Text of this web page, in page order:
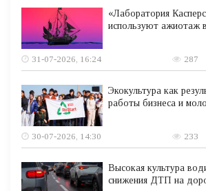
«Лаборатория
используют ажиотаж
31-07-2026, 16:24 287
Экокультура как
работы бизнеса и
30-07-2026, 14:30 233
Высокая культура
снижения ДТП на